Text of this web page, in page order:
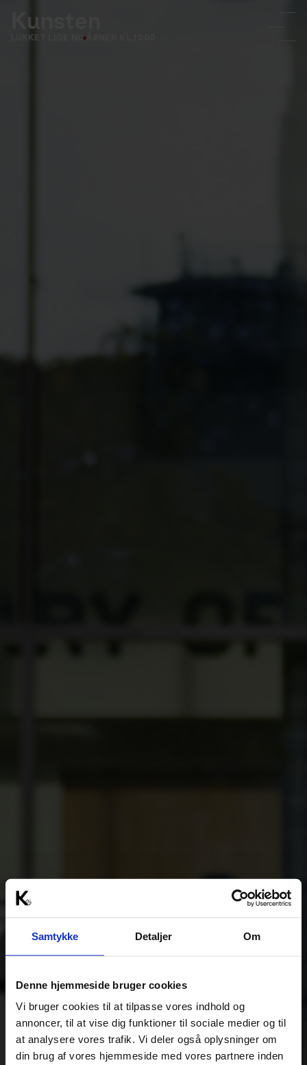
Samtykke Detaljer Om
Denne hjemmeside bruger cookies
Vi bruger cookies til at tilpasse vores indhold og
annoncer, til at vise dig funktioner til sociale medier og til
at analysere vores trafik. Vi deler også oplysninger om
din brug af vores hjemmeside med vores partnere inden
Kunsten
LUKKET LIGE NU